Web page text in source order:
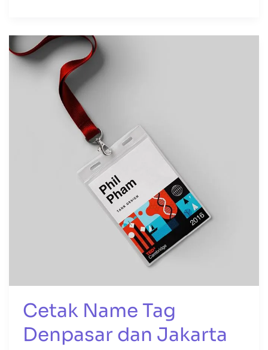
Cetak Name Tag
Denpasar dan Jakarta
Cetak
Name
Tag
Denpasar